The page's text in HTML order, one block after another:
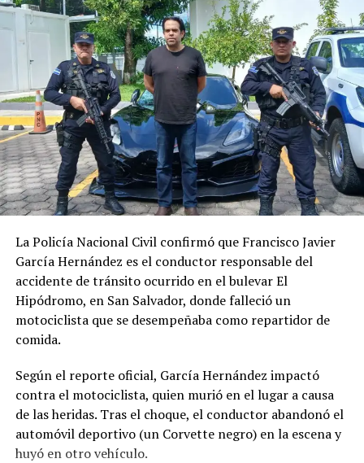
Me gusta esto:
La Policía Nacional Civil confirmó que Francisco Javier
García Hernández es el conductor responsable del
accidente de tránsito ocurrido en el bulevar El
Hipódromo, en San Salvador, donde falleció un
motociclista que se desempeñaba como repartidor de
comida.
Según el reporte oficial, García Hernández impactó
contra el motociclista, quien murió en el lugar a causa
de las heridas. Tras el choque, el conductor abandonó el
automóvil deportivo (un Corvette negro) en la escena y
huyó en otro vehículo.